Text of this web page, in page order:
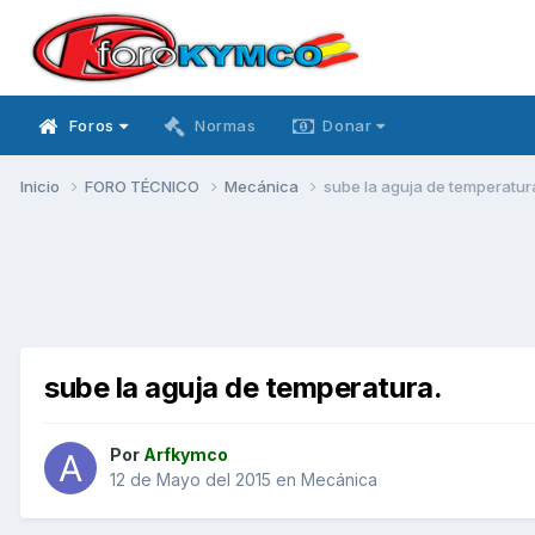
Foros Normas Donar
Inicio FORO TÉCNICO Mecánica sube la aguja de
sube la aguja de temperatura.
Por Arfkymco
12 de Mayo del 2015 en Mecánica